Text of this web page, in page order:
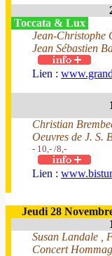
Toccata & Lux
Jean-Christophe
Jean Sébastien
Lien :
Christian
Oeuvres de J. S.
- 10,- /8,-
Lien :
Jeudi 28
Susan Landale ,
Concert